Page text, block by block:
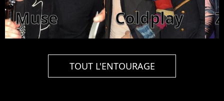
Muse Coldplay
TOUT L'ENTOURAGE